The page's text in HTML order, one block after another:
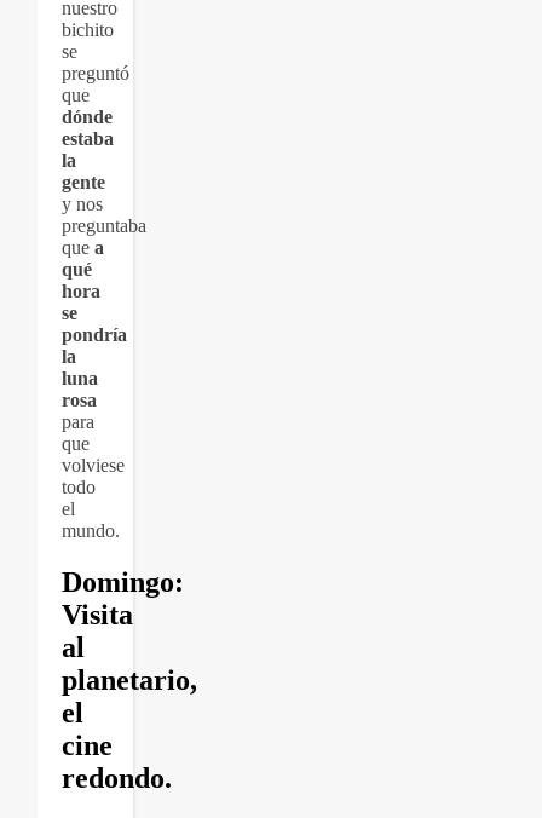
nuestro
bichito
se
preguntó
que
dónde
estaba
la
gente
y nos
preguntaba
que a
qué
hora
se
pondría
la
luna
rosa
para
que
volviese
todo
el
mundo.
Domingo:
Visita
al
planetario,
el
cine
redondo.